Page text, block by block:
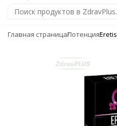
Главная страницаПотенцияEretis